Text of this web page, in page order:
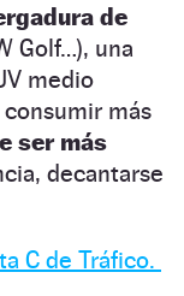
de
Golf…), una
medio
consumir más
ser más
decantarse
C de Tráfico.